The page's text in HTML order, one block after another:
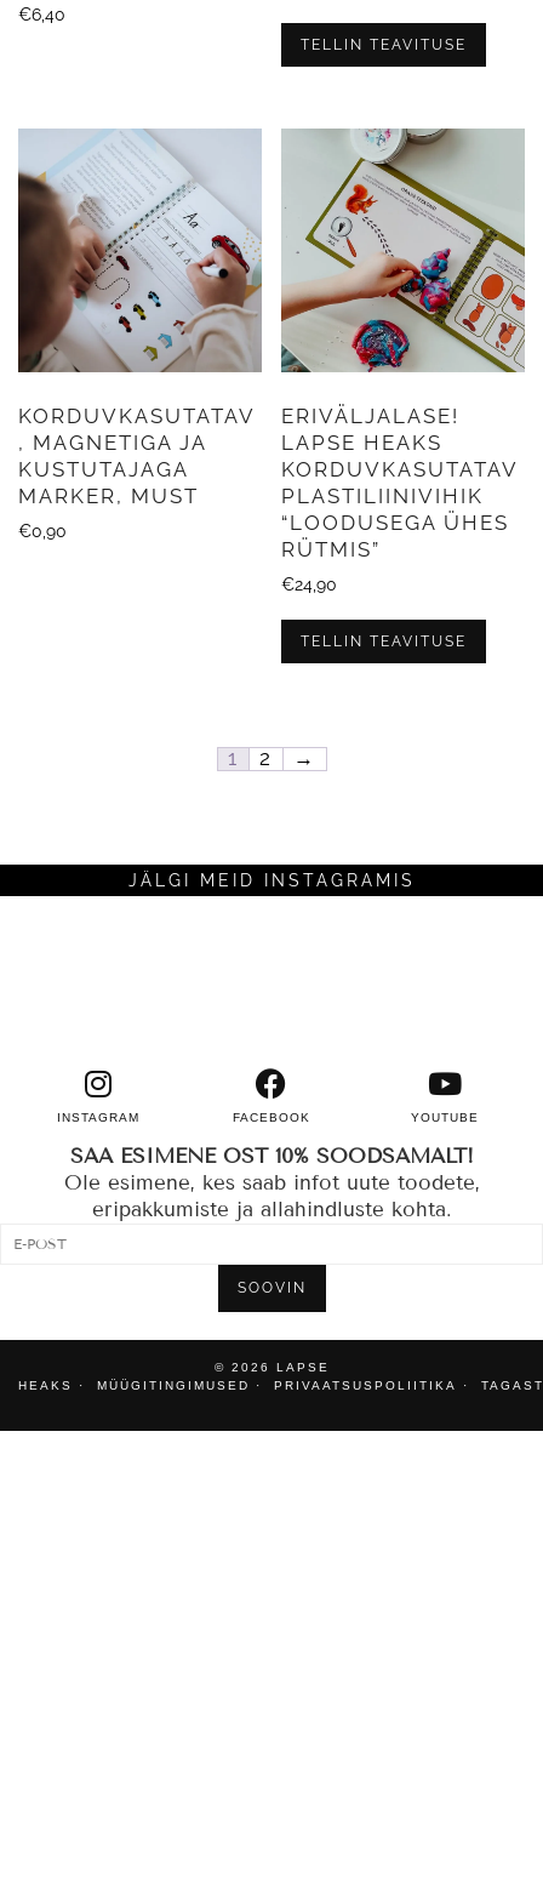
€6,40
TELLIN TEAVITUSE
KORDUVKASUTATAV
, MAGNETIGA JA
KUSTUTAJAGA
MARKER, MUST
€0,90
ERIVÄLJALASE!
LAPSE HEAKS
KORDUVKASUTATAV
PLASTILIINIVIHIK
“LOODUSEGA ÜHES
RÜTMIS”
€24,90
TELLIN TEAVITUSE
1 2 →
JÄLGI MEID INSTAGRAMIS
INSTAGRAM FACEBOOK YOUTUBE
SAA ESIMENE OST 10% SOODSAMALT!
Ole esimene, kes saab infot uute toodete,
eripakkumiste ja allahindluste kohta.
SOOVIN
© 2026 LAPSE
HEAKS
MÜÜGITINGIMUSED PRIVAATSUSPOLIITIKA